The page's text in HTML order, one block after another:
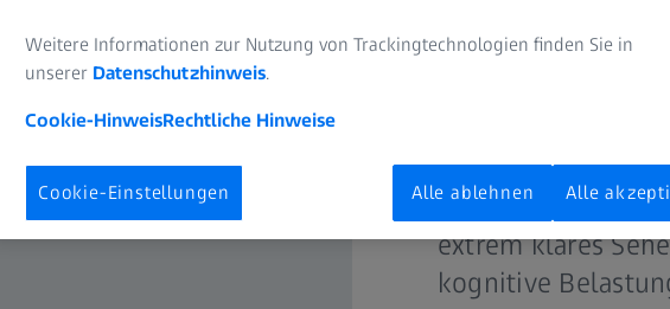
Unsere Studien
muss dein Gehirn
füllen – das
ClearMind
bahnbrechende
mit Einblicken,
extrem klares
kognitive
Weitere Informationen zur Nutzung von Trackingtechnologien finden Sie in
unserer Datenschutzhinweis.
Cookie-HinweisRechtliche Hinweise
Cookie-Einstellungen Alle ablehnen Alle